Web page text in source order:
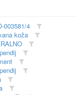
003581/4
koža